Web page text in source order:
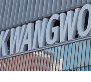
연혁 · 현황
교수진
행정부서
오시는길